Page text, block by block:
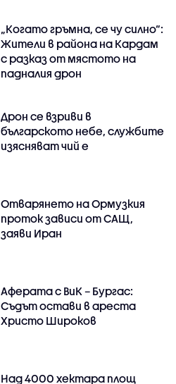
„Когато гръмна, се чу силно“:
Жители в района на Кардам
с разказ от мястото на
падналия дрон
Дрон се взриви в
българското небе, службите
изясняват чий е
Отварянето на Ормузкия
проток зависи от САЩ,
заяви Иран
Аферата с ВиК – Бургас:
Съдът остави в ареста
Христо Широков
Над 4000 хектара площ